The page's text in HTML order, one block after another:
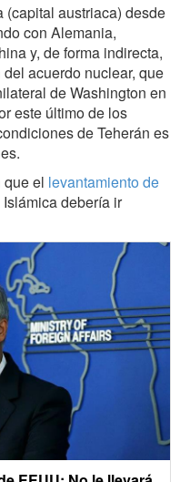
(capital austriaca) desde
con Alemania,
y, de forma indirecta,
acuerdo nuclear, que
de Washington en
este último de los
de Teherán es
el levantamiento de
debería ir